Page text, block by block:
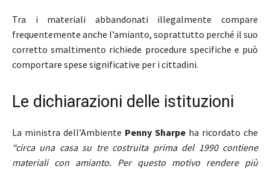
Tra i materiali abbandonati illegalmente compare
frequentemente anche l’amianto, soprattutto perché il suo
corretto smaltimento richiede procedure specifiche e può
comportare spese significative per i cittadini.
Le dichiarazioni delle istituzioni
La ministra dell’Ambiente Penny Sharpe ha ricordato che
“circa una casa su tre costruita prima del 1990 contiene
materiali con amianto. Per questo motivo rendere più